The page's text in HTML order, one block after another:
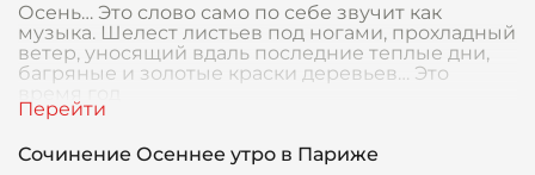
Осень… Это слово само по себе звучит как
музыка. Шелест листьев под ногами, прохладный
ветер, уносящий вдаль последние теплые дни,
багряные и золотые краски деревьев… Это
Сочинение Осеннее утро в Париже